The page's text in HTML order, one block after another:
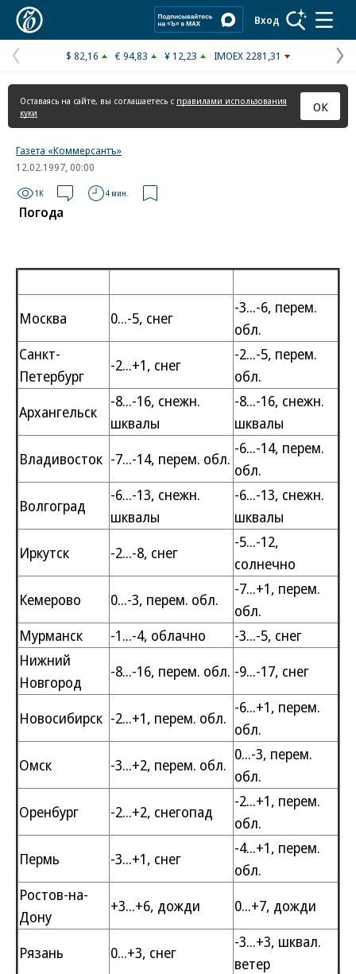
Вход
Предыдущая
страница
$ 82,16 € 94,83 ¥ 12,23 IMOEX 2281,31
Оставаясь на сайте, вы соглашаетесь с правилами использования
куки
ОК
Газета «Коммерсантъ»
12.02.1997, 00:00
1K 4 мин.
Погода
Москва 0...-5, снег
-3...-6, перем.
обл.
Санкт-
Петербург
-2...+1, снег
-2...-5, перем.
обл.
Архангельск
-8...-16, снежн.
шквалы
-8...-16, снежн.
шквалы
Владивосток -7...-14, перем. обл.
-6...-14, перем.
обл.
Волгоград
-6...-13, снежн.
шквалы
-6...-13, снежн.
шквалы
Иркутск
-2...-8, снег
-5...-12,
солнечно
Кемерово
0...-3, перем. обл.
-7...+1, перем.
обл.
Мурманск
-1...-4, облачно
-3...-5, снег
Нижний
Новгород
-8...-16, перем. обл. -9...-17, снег
Новосибирск -2...+1, перем. обл.
-6...+1, перем.
обл.
Омск
-3...+2, перем. обл.
0...-3, перем.
обл.
Оренбург
-2...+2, снегопад
-2...+1, перем.
обл.
Пермь
-3...+1, снег
-4...+1, перем.
обл.
Ростов-на-
Дону
+3...+6, дожди 0...+7, дожди
Рязань 0...+3, снег
-3...+3, шквал.
ветер